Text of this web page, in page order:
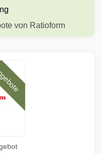
von Ratioform